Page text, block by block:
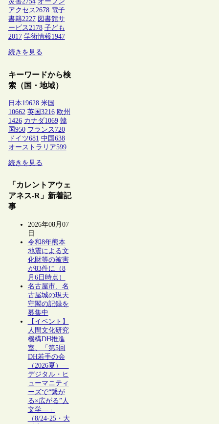
アクセス2678 電子
書籍2227 図書館サ
ービス2178 子ども
2017 学術情報1947
続きを見る
キーワードから検
索（国・地域）
日本19628 米国
10662 英国 3216 欧州
1426 カナダ1069 韓
国 950 フランス 720
ドイツ681 中国 638
オーストラリア599
続きを見る
「カレントアウェ
アネス-R」新着記
事
2026年08月07
日
令和8年熊本
地震による文
化財等の被害
が83件に（8
月6日時点）
名古屋市、名
古屋城の現天
守閣の記録を
募集中
【イベント】
人間文化研究
機構DH推進
室、「第5回
DH若手の会
（2026夏）―
デジタル・ヒ
ューマニティ
ーズで“繋が
る×広がる”人
文学―」
（8/24-25・大